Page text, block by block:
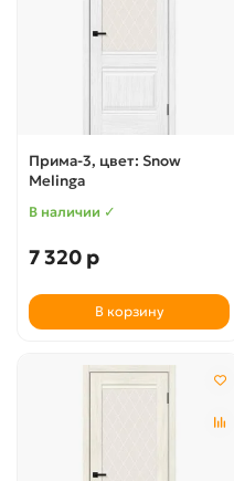
Прима-3, цвет: Snow
Melinga
В наличии ✓
7 320 р
В корзину